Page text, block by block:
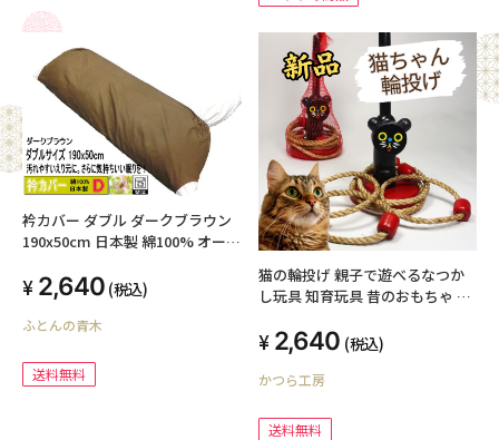
衿カバー ダブル ダークブラウン
190x50cm 日本製 綿100% オール
高級ブロード 国産生地 洗える ウ
ォッシャブル 襟カバー エリカバ
ー えりカバー ダブルサイズ掛け
イド オリジナル 丁寧な縫製
SWING COLOR ふとんの青木 メ
2,640 (税込)
ふとんの青木
送料無料
猫の輪投げ 親子で遊べるなつか
し玩具 知育玩具 昔のおもちゃ 輪
2,640 (税込)
かつら工房
送料無料